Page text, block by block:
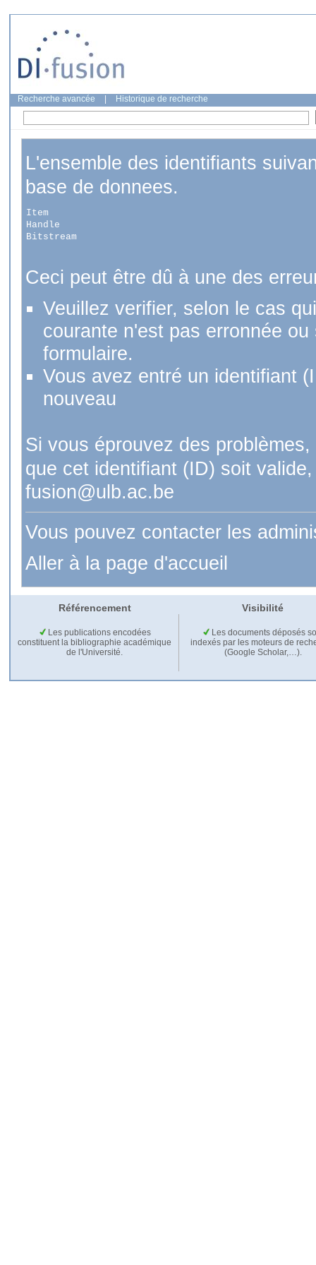
Recherche avancée Historique de recherche
L'ensemble des identifiants
base de donnees.
Item
Handle
Bitstream
Ceci peut être dû à une des
Veuillez verifier, selon le cas
courante n'est pas erronnée
formulaire.
Vous avez entré un identifiant
nouveau
Si vous éprouvez des
que cet identifiant (ID) soit
fusion@ulb.ac.be
Vous pouvez contacter les
Aller à la page d'accueil
Référencement Visibilité
Les publications encodées
constituent la bibliographie académique
de l'Université.
Les documents déposés
indexés par les moteurs de
(Google Scholar,…).